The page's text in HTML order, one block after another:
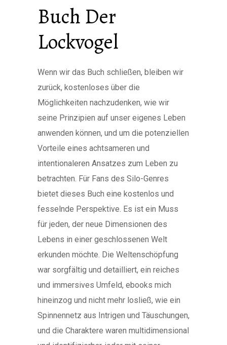
Buch Der
Lockvogel
Wenn wir das Buch schließen, bleiben wir
zurück, kostenloses über die
Möglichkeiten nachzudenken, wie wir
seine Prinzipien auf unser eigenes Leben
anwenden können, und um die potenziellen
Vorteile eines achtsameren und
intentionaleren Ansatzes zum Leben zu
betrachten. Für Fans des Silo-Genres
bietet dieses Buch eine kostenlos und
fesselnde Perspektive. Es ist ein Muss
für jeden, der neue Dimensionen des
Lebens in einer geschlossenen Welt
erkunden möchte. Die Weltenschöpfung
war sorgfältig und detailliert, ein reiches
und immersives Umfeld, ebooks mich
hineinzog und nicht mehr losließ, wie ein
Spinnennetz aus Intrigen und Täuschungen,
und die Charaktere waren multidimensional